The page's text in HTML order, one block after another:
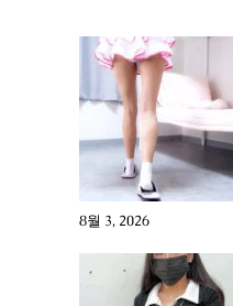
8월 3, 2026